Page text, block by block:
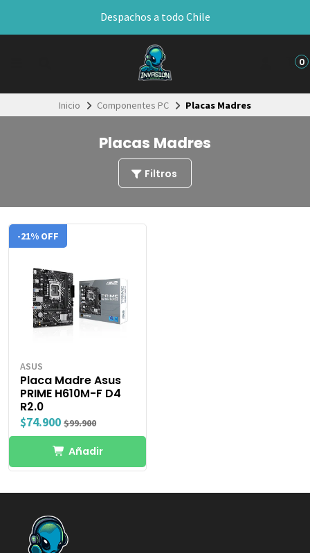
Despachos a todo Chile
0
Inicio Componentes PC Placas Madres
Placas Madres
Filtros
-21% OFF
ASUS
Placa Madre Asus
PRIME H610M-F D4
R2.0
$74.900 $99.900
Añadir